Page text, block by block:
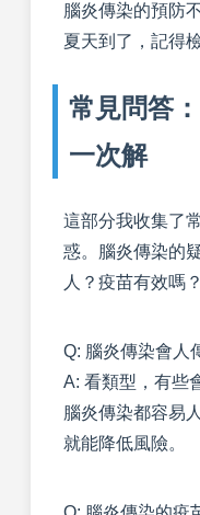
腦炎傳染的預防
夏天到了，記得
常見問答
一次解
這部分我收集了
惑。腦炎傳染的
人？疫苗有效嗎
Q: 腦炎傳染會人
A: 看類型，有些
腦炎傳染都容易
就能降低風險。